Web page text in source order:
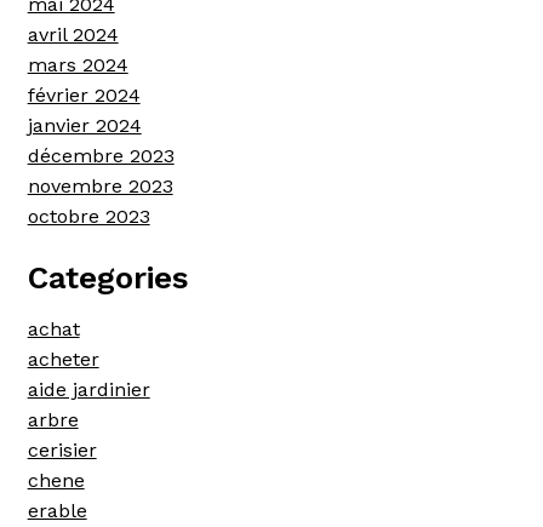
avril 2024
mars 2024
février 2024
janvier 2024
décembre 2023
novembre 2023
octobre 2023
Categories
achat
acheter
aide jardinier
arbre
cerisier
chene
erable